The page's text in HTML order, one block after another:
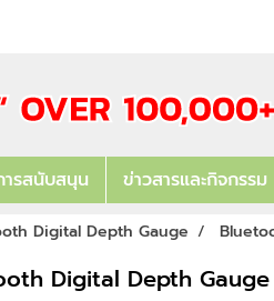
ารสนับสนุน ข่าวสารและกิจกรรม
Digital Depth Gauge
Digital Depth Gauge